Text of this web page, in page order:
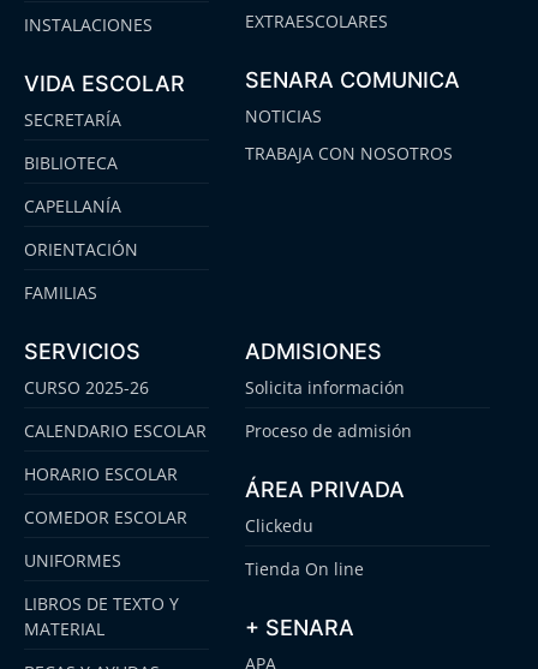
INSTALACIONES
VIDA ESCOLAR
SECRETARÍA
BIBLIOTECA
CAPELLANÍA
ORIENTACIÓN
FAMILIAS
EXTRAESCOLARES
SENARA COMUNICA
NOTICIAS
TRABAJA CON NOSOTROS
SERVICIOS
CURSO 2025-26
CALENDARIO ESCOLAR
HORARIO ESCOLAR
COMEDOR ESCOLAR
UNIFORMES
LIBROS DE TEXTO Y
MATERIAL
ADMISIONES
Solicita información
Proceso de admisión
ÁREA PRIVADA
Clickedu
Tienda On line
+ SENARA
APA